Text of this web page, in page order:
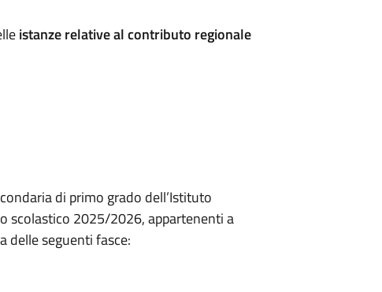
istanze relative al contributo regionale
di primo grado dell’Istituto
scolastico 2025/2026, appartenenti a
delle seguenti fasce: